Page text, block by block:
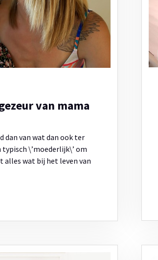
van mama
dan van wat dan ook ter
\’moederlijk\’ om
alles wat bij het leven van